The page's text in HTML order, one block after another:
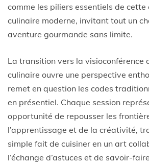
comme les piliers essentiels de cette
culinaire moderne, invitant tout un
aventure gourmande sans limite.
La transition vers la visioconférence
culinaire ouvre une perspective
remet en question les codes
en présentiel. Chaque session
opportunité de repousser les
l’apprentissage et de la créativité,
simple fait de cuisiner en un art
l’échange d’astuces et de savoir-